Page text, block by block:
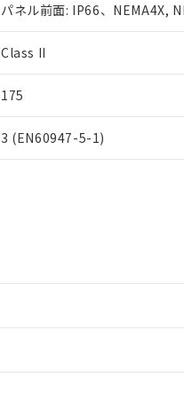
パネル前面: IP66、NEMA4X,
Class II
175
3 (EN60947-5-1)